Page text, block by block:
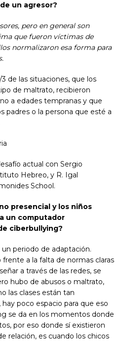
un agresor?
pero en general son
que fueron víctimas de
normalizaron esa forma para
.
de las situaciones, que los
de maltrato, recibieron
a edades tempranas y que
padres o la persona que esté a
actual con Sergio
Hebreo, y R. Igal
School.
presencial y los niños
un computador
ciberbullying?
periodo de adaptación.
a la falta de normas claras
a través de las redes, se
hubo de abusos o maltrato,
las clases están tan
poco espacio para que eso
se da en los momentos donde
por eso donde sí existieron
relación, es cuando los chicos